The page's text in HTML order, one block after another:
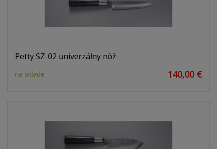
Petty SZ-02 univerzálny nôž
na sklade 140,00 €